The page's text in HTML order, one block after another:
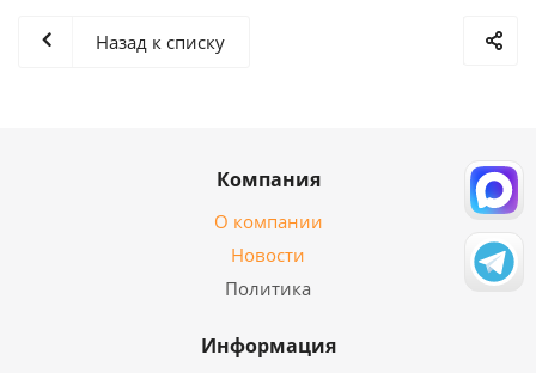
Назад к списку
Компания
О компании
Новости
Политика
Информация